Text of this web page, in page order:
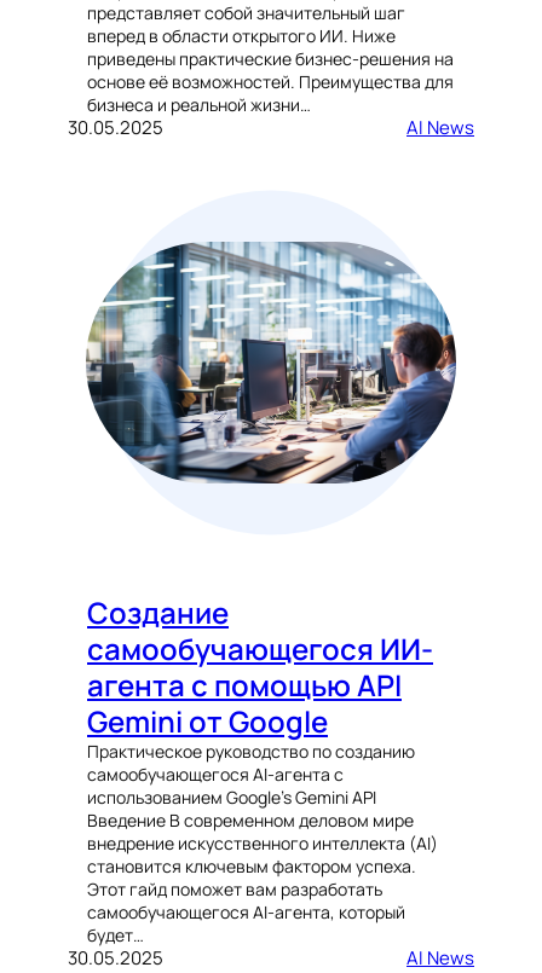
представляет собой значительный шаг
вперед в области открытого ИИ. Ниже
приведены практические бизнес-решения на
основе её возможностей. Преимущества для
бизнеса и реальной жизни…
30.05.2025 AI News
Создание
самообучающегося ИИ-
агента с помощью API
Gemini от Google
Практическое руководство по созданию
самообучающегося AI-агента с
использованием Google’s Gemini API
Введение В современном деловом мире
внедрение искусственного интеллекта (AI)
становится ключевым фактором успеха.
Этот гайд поможет вам разработать
самообучающегося AI-агента, который
будет…
30.05.2025 AI News